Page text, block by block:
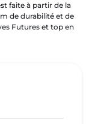
faite à partir de la
de durabilité et de
Futures et top en